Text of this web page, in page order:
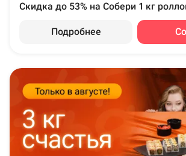
Скидка до 53% на Собери 1 кг
Подробнее